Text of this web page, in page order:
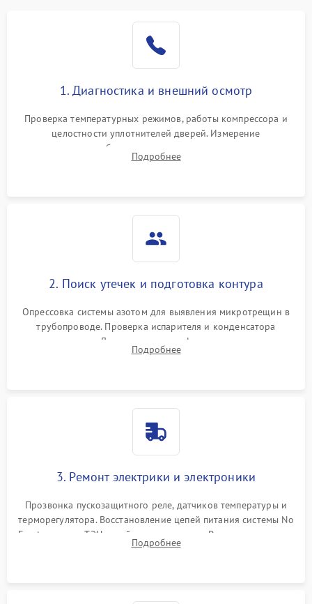
работе
2000 ₽ Подробнее →
1000 ₽
1800 ₽
1. Диагностика и внешний осмотр
Проверка температурных режимов, работы компрессора и
целостности уплотнителей дверей. Измерение
сопротивления обмоток мотора, проверка термостата и
считывание кодов ошибок с электронного дисплея.
Подробнее
2. Поиск утечек и подготовка контура
Опрессовка системы азотом для выявления микротрещин в
трубопроводе. Проверка испарителя и конденсатора
течеискателем. Демонтаж старого фильтра-осушителя и
продувка капиллярной трубки для устранения засоров.
Подробнее
3. Ремонт электрики и электроники
Прозвонка пускозащитного реле, датчиков температуры и
терморегулятора. Восстановление цепей питания системы No
Frost, включая ТЭН оттайки и вентилятор. Ремонт или замена
платы управления при сбоях алгоритмов.
Подробнее